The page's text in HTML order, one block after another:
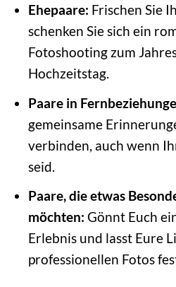
Ehepaare: Frischen Sie
schenken Sie sich ein
Fotoshooting zum
Hochzeitstag.
Paare in
gemeinsame
verbinden, auch wenn
seid.
Paare, die etwas
möchten: Gönnt Euch
Erlebnis und lasst Eure
professionellen Fotos